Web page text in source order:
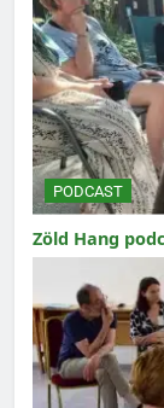
PODCAST
Zöld Hang